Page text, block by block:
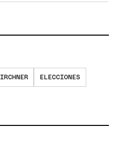
ELECCIONES